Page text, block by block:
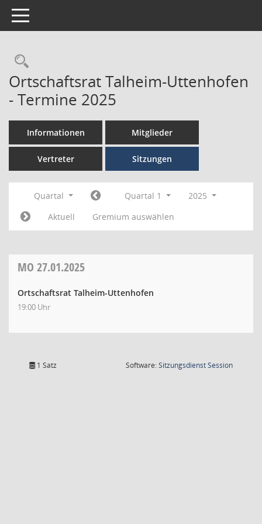
Toggle navigation
Ortschaftsrat Talheim-Uttenhofen
- Termine 2025
Informationen Mitglieder
Vertreter Sitzungen
Quartal Quartal 1
2025
Aktuell
Gremium auswählen
MO 27.01.2025
Ortschaftsrat Talheim-Uttenhofen
19:00 Uhr
1 Satz Software:SitzungsdienstSession(Wird in